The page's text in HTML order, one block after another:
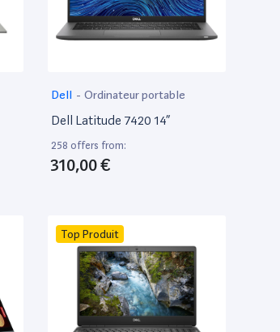
Dell - Ordinateur portable
Dell Latitude 7420 14”
258 offers from:
310,00 €
Top Produit